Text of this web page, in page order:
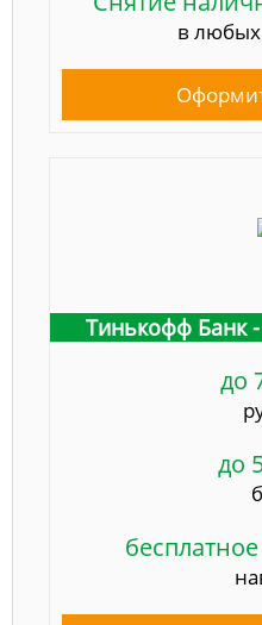
в
Тинькофф Банк -
до
до